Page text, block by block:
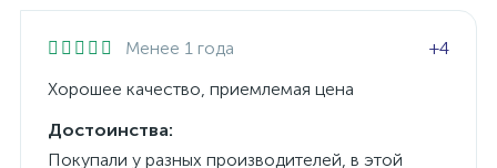
Менее 1 года
+4
Хорошее качество, приемлемая цена
Достоинства:
Покупали у разных производителей, в этой